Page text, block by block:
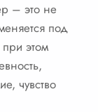
– это не
под
этом
чувство